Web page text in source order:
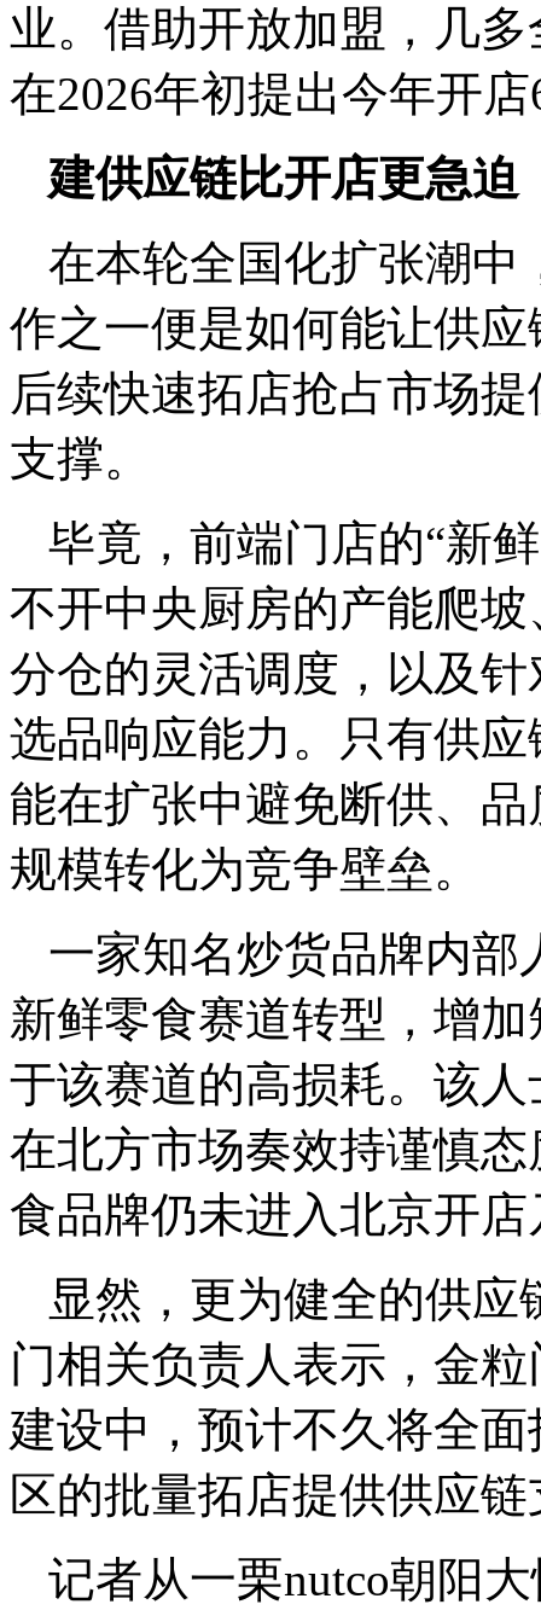
业。借助开放加盟，几
在2026年初提出今年开
建供应链比开店更急迫
在本轮全国化扩张潮中
作之一便是如何能让供
后续快速拓店抢占市场
支撑。
毕竟，前端门店的“新
不开中央厨房的产能爬
分仓的灵活调度，以及
选品响应能力。只有供
能在扩张中避免断供、
规模转化为竞争壁垒。
一家知名炒货品牌内部
新鲜零食赛道转型，增
于该赛道的高损耗。该
在北方市场奏效持谨慎
食品牌仍未进入北京开
显然，更为健全的供
门相关负责人表示，金
建设中，预计不久将全
区的批量拓店提供供应
记者从一栗nutco朝阳